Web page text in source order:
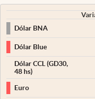
Dólar BNA
Dólar Blue
Dólar CCL (GD30,
48 hs)
Euro